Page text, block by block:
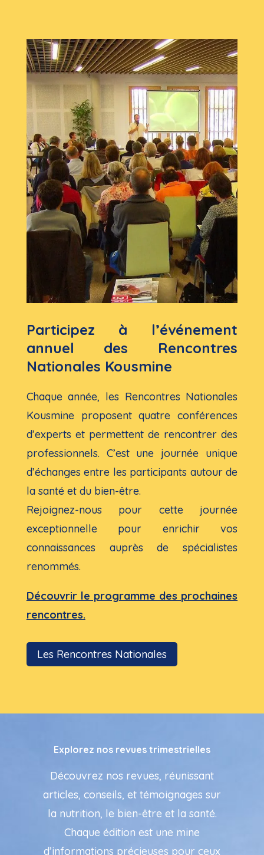
Participez à l’événement
annuel des Rencontres
Nationales Kousmine
Chaque année, les Rencontres Nationales
Kousmine proposent quatre conférences
d’experts et permettent de rencontrer des
professionnels. C’est une journée unique
d’échanges entre les participants autour de
la santé et du bien-être.
Rejoignez-nous pour cette journée
exceptionnelle pour enrichir vos
connaissances auprès de spécialistes
renommés.
Découvrir le programme des prochaines
rencontres.
Les Rencontres Nationales
Explorez nos revues trimestrielles
Découvrez nos revues, réunissant
articles, conseils, et témoignages sur
la nutrition, le bien-être et la santé.
Chaque édition est une mine
d’informations précieuses pour ceux